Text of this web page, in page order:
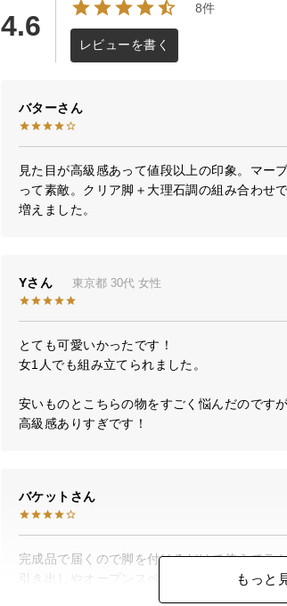
180㎝タイプ
※お選びいただくサイズにより価格が異なります
日本製だから実現できたクオリティ。安
巧な造りとなっています。
4.6
8件
レビューを書く
バター
見た目が高級感あって値段以上の印象。マー
って素敵。クリア脚＋大理石調の組み合わせ
増えました。
Y 東京都 30代 女性
とても可愛いかったです！
女1人でも組み立てられました。
安いものとこちらの物をすごく悩んだのです
高級感ありすぎです！
バケット
完成品で届くので脚を付けるだけで使えてラ
引き出しやオープンスペースが使いやすく、
日本製の安心感もあり買ってよかったと思いま
もっと